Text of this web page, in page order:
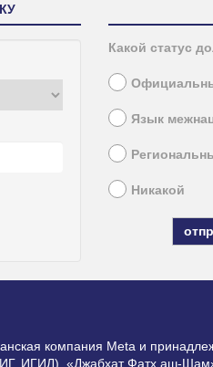
Какой статус
Язык
Никакой
компания Meta и
ИГИЛ), «Джабхат Фатх аш-